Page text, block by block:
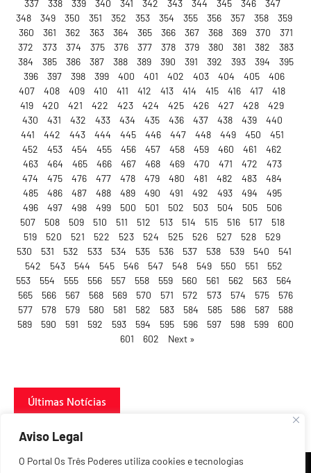
Aviso Legal
O Portal Os Três Poderes utiliza cookies e tecnologias
337
338 339 340 341 342 343 344 345 346
347
348
349 350 351 352 353 354 355 356 357 358
359
360
361 362 363 364 365 366 367 368 369 370
371
372
373 374 375 376 377 378 379 380 381 382
383
384
385 386 387 388 389 390 391 392 393 394
395
396
397 398 399 400 401 402 403 404 405
406
407
408 409 410 411 412 413 414 415 416 417
418
419
420 421 422 423 424 425 426 427 428
429
430
431 432 433 434 435 436 437 438 439
440
441
442 443 444 445 446 447 448 449 450
451
452
453 454 455 456 457 458 459 460 461
462
463
464 465 466 467 468 469 470 471 472
473
474
475 476 477 478 479 480 481 482 483
484
485
486 487 488 489 490 491 492 493 494
495
496
497 498 499 500 501 502 503 504 505
506
507
508 509 510 511 512 513 514 515 516 517
518
519
520 521 522 523 524 525 526 527 528
529
530
531 532 533 534 535 536 537 538 539 540
541
542
543 544 545 546 547 548 549 550 551
552
553
554 555 556 557 558 559 560 561 562 563
564
565
566 567 568 569 570 571 572 573 574 575
576
577
578 579 580 581 582 583 584 585 586 587
588
589
590 591 592 593 594 595 596 597 598 599
600
601
602 Next »
Últimas Notícias